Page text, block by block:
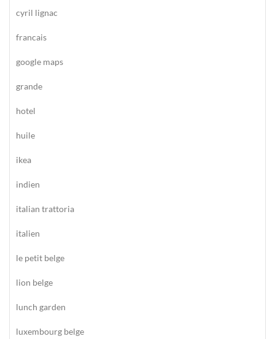
cyril lignac
francais
google maps
grande
hotel
huile
ikea
indien
italian trattoria
italien
le petit belge
lion belge
lunch garden
luxembourg belge